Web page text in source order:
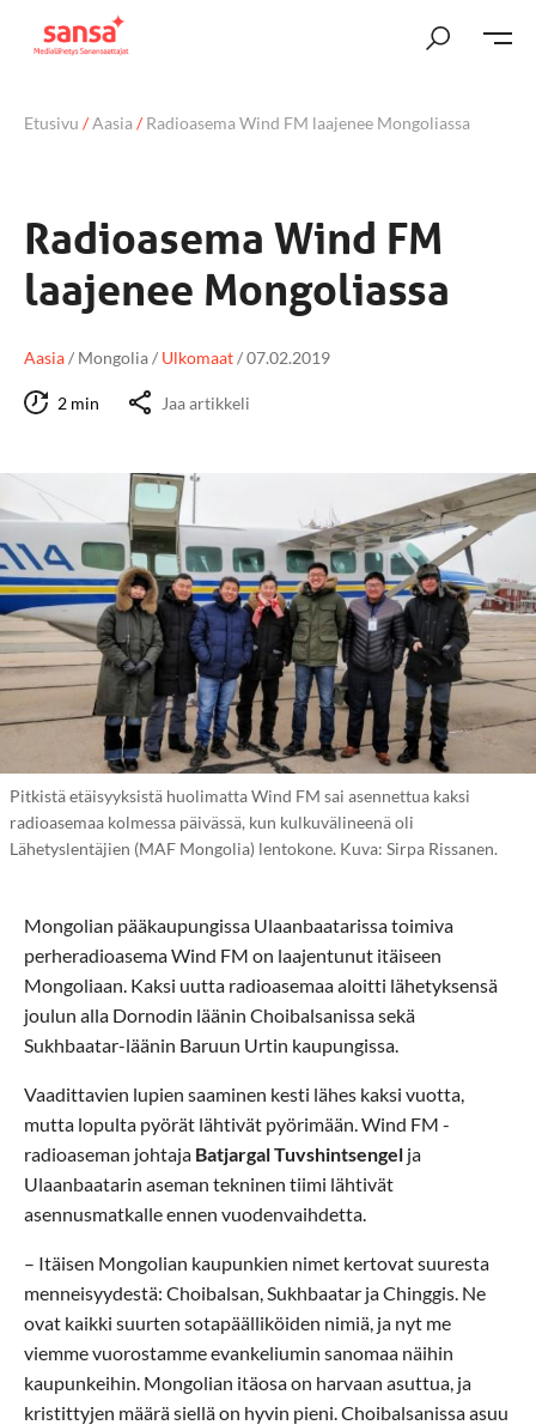
Etusivu /Aasia/Radioasema Wind FM laajenee Mongoliassa
Radioasema Wind FM
laajenee Mongoliassa
Aasia/ Mongolia/ Ulkomaat/07.02.2019
2 min Jaa artikkeli
Pitkistä etäisyyksistä huolimatta Wind FM sai asennettua kaksi
radioasemaa kolmessa päivässä, kun kulkuvälineenä oli
Lähetyslentäjien (MAF Mongolia) lentokone. Kuva: Sirpa Rissanen.
Mongolian pääkaupungissa Ulaanbaatarissa toimiva
perheradioasema Wind FM on laajentunut itäiseen
Mongoliaan. Kaksi uutta radioasemaa aloitti lähetyksensä
joulun alla Dornodin läänin Choibalsanissa sekä
Sukhbaatar-läänin Baruun Urtin kaupungissa.
Vaadittavien lupien saaminen kesti lähes kaksi vuotta,
mutta lopulta pyörät lähtivät pyörimään. Wind FM -
radioaseman johtaja Batjargal Tuvshintsengel ja
Ulaanbaatarin aseman tekninen tiimi lähtivät
asennusmatkalle ennen vuodenvaihdetta.
– Itäisen Mongolian kaupunkien nimet kertovat suuresta
menneisyydestä: Choibalsan, Sukhbaatar ja Chinggis. Ne
ovat kaikki suurten sotapäälliköiden nimiä, ja nyt me
viemme vuorostamme evankeliumin sanomaa näihin
kaupunkeihin. Mongolian itäosa on harvaan asuttua, ja
kristittyjen määrä siellä on hyvin pieni. Choibalsanissa asuu